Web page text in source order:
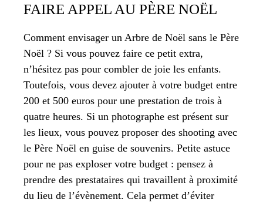
FAIRE APPEL AU PÈRE NOËL
Comment envisager un Arbre de Noël sans le Père
Noël ? Si vous pouvez faire ce petit extra,
n’hésitez pas pour combler de joie les enfants.
Toutefois, vous devez ajouter à votre budget entre
200 et 500 euros pour une prestation de trois à
quatre heures. Si un photographe est présent sur
les lieux, vous pouvez proposer des shooting avec
le Père Noël en guise de souvenirs. Petite astuce
pour ne pas exploser votre budget : pensez à
prendre des prestataires qui travaillent à proximité
du lieu de l’évènement. Cela permet d’éviter